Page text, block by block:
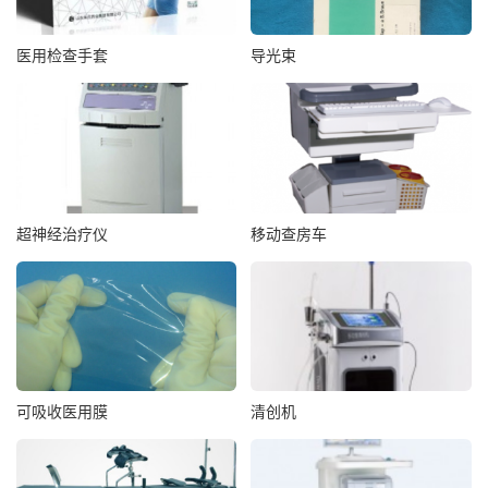
医用检查手套 导光束
超神经治疗仪 移动查房车
可吸收医用膜 清创机